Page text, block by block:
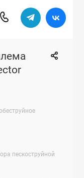
пескоструйной